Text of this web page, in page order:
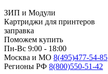
ЗИП и Модули
Картриджи для принтеров
заправка
Поможем купить
Пн-Вс 9:00 - 18:00
Москва и МО 8(495)477-54-85
Регионы РФ 8(800)550-51-42